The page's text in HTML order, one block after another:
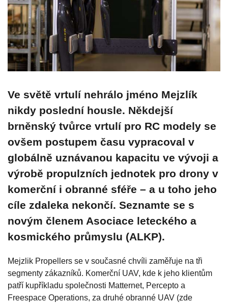
Ve světě vrtulí nehrálo jméno Mejzlík
nikdy poslední housle. Někdejší
brněnský tvůrce vrtulí pro RC modely se
ovšem postupem času vypracoval v
globálně uznávanou kapacitu ve vývoji a
výrobě propulzních jednotek pro drony v
komerční i obranné sféře – a u toho jeho
cíle zdaleka nekončí. Seznamte se s
novým členem Asociace leteckého a
kosmického průmyslu (ALKP).
Mejzlik Propellers se v současné chvíli zaměřuje na tři
segmenty zákazníků. Komerční UAV, kde k jeho klientům
patří kupříkladu společnosti Matternet, Percepto a
Freespace Operations, za druhé obranné UAV (zde